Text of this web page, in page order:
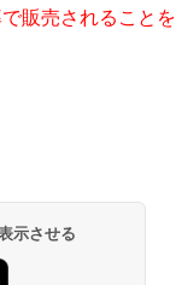
販売されることを
示させる